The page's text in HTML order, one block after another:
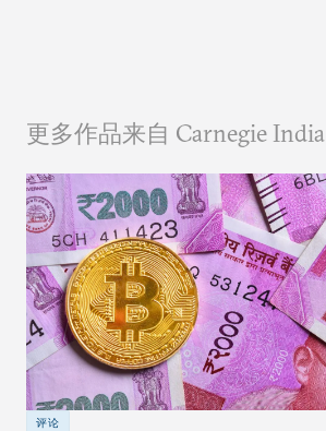
更多作品来自 Carnegie India
评论